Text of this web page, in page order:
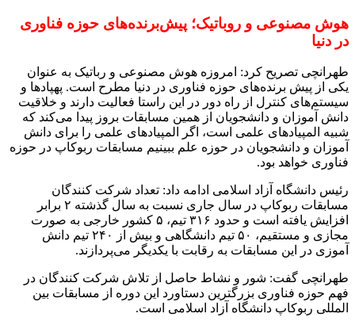
هوش مصنوعی و روباتیک؛ پیش‌برنده‌های حوزه فناوری
در دنیا
طهرانچی تصریح کرد: امروزه هوش مصنوعی و رباتیک به عنوان
یکی از پیش برنده‌های حوزه فناوری در دنیا مطرح است. پهپادها و
سیستم‌های کنترل از راه دور در این راستا فعالیت دارند و خلاقیت
دانش آموزان و دانشجویان از همین مسابقات بروز پیدا می‌کند که
شبیه المپیادهای علمی است، اگر المپیادهای علمی را برای دانش
آموزان و دانشجویان در حوزه علم ببینیم مسابقات ربوکاپ در حوزه
فناوری خواهد بود.
رئیس دانشگاه آزاد اسلامی ادامه داد: تعداد شرکت کنندگان
مسابقات ربوکاپ در سال جاری نسبت به سال گذشته ۲ برابر
افزایش یافته است و حدود ۳۱۶ تیم، ۵ کشور خارجی به صورت
مجازی و مستقیم، ۵۰ تیم دانشگاهی و بیش از ۲۴۰ تیم دانش
آموزی در این مسابقات به رقابت با یکدیگر می‌پردازند.
طهرانچی گفت: شور و نشاط حاصل از تلاش شرکت کنندگان در
فهم حوزه فناوری بزرگترین دستاورد این دوره از مسابقات بین
المللی ربوکاپ دانشگاه آزاد اسلامی است.